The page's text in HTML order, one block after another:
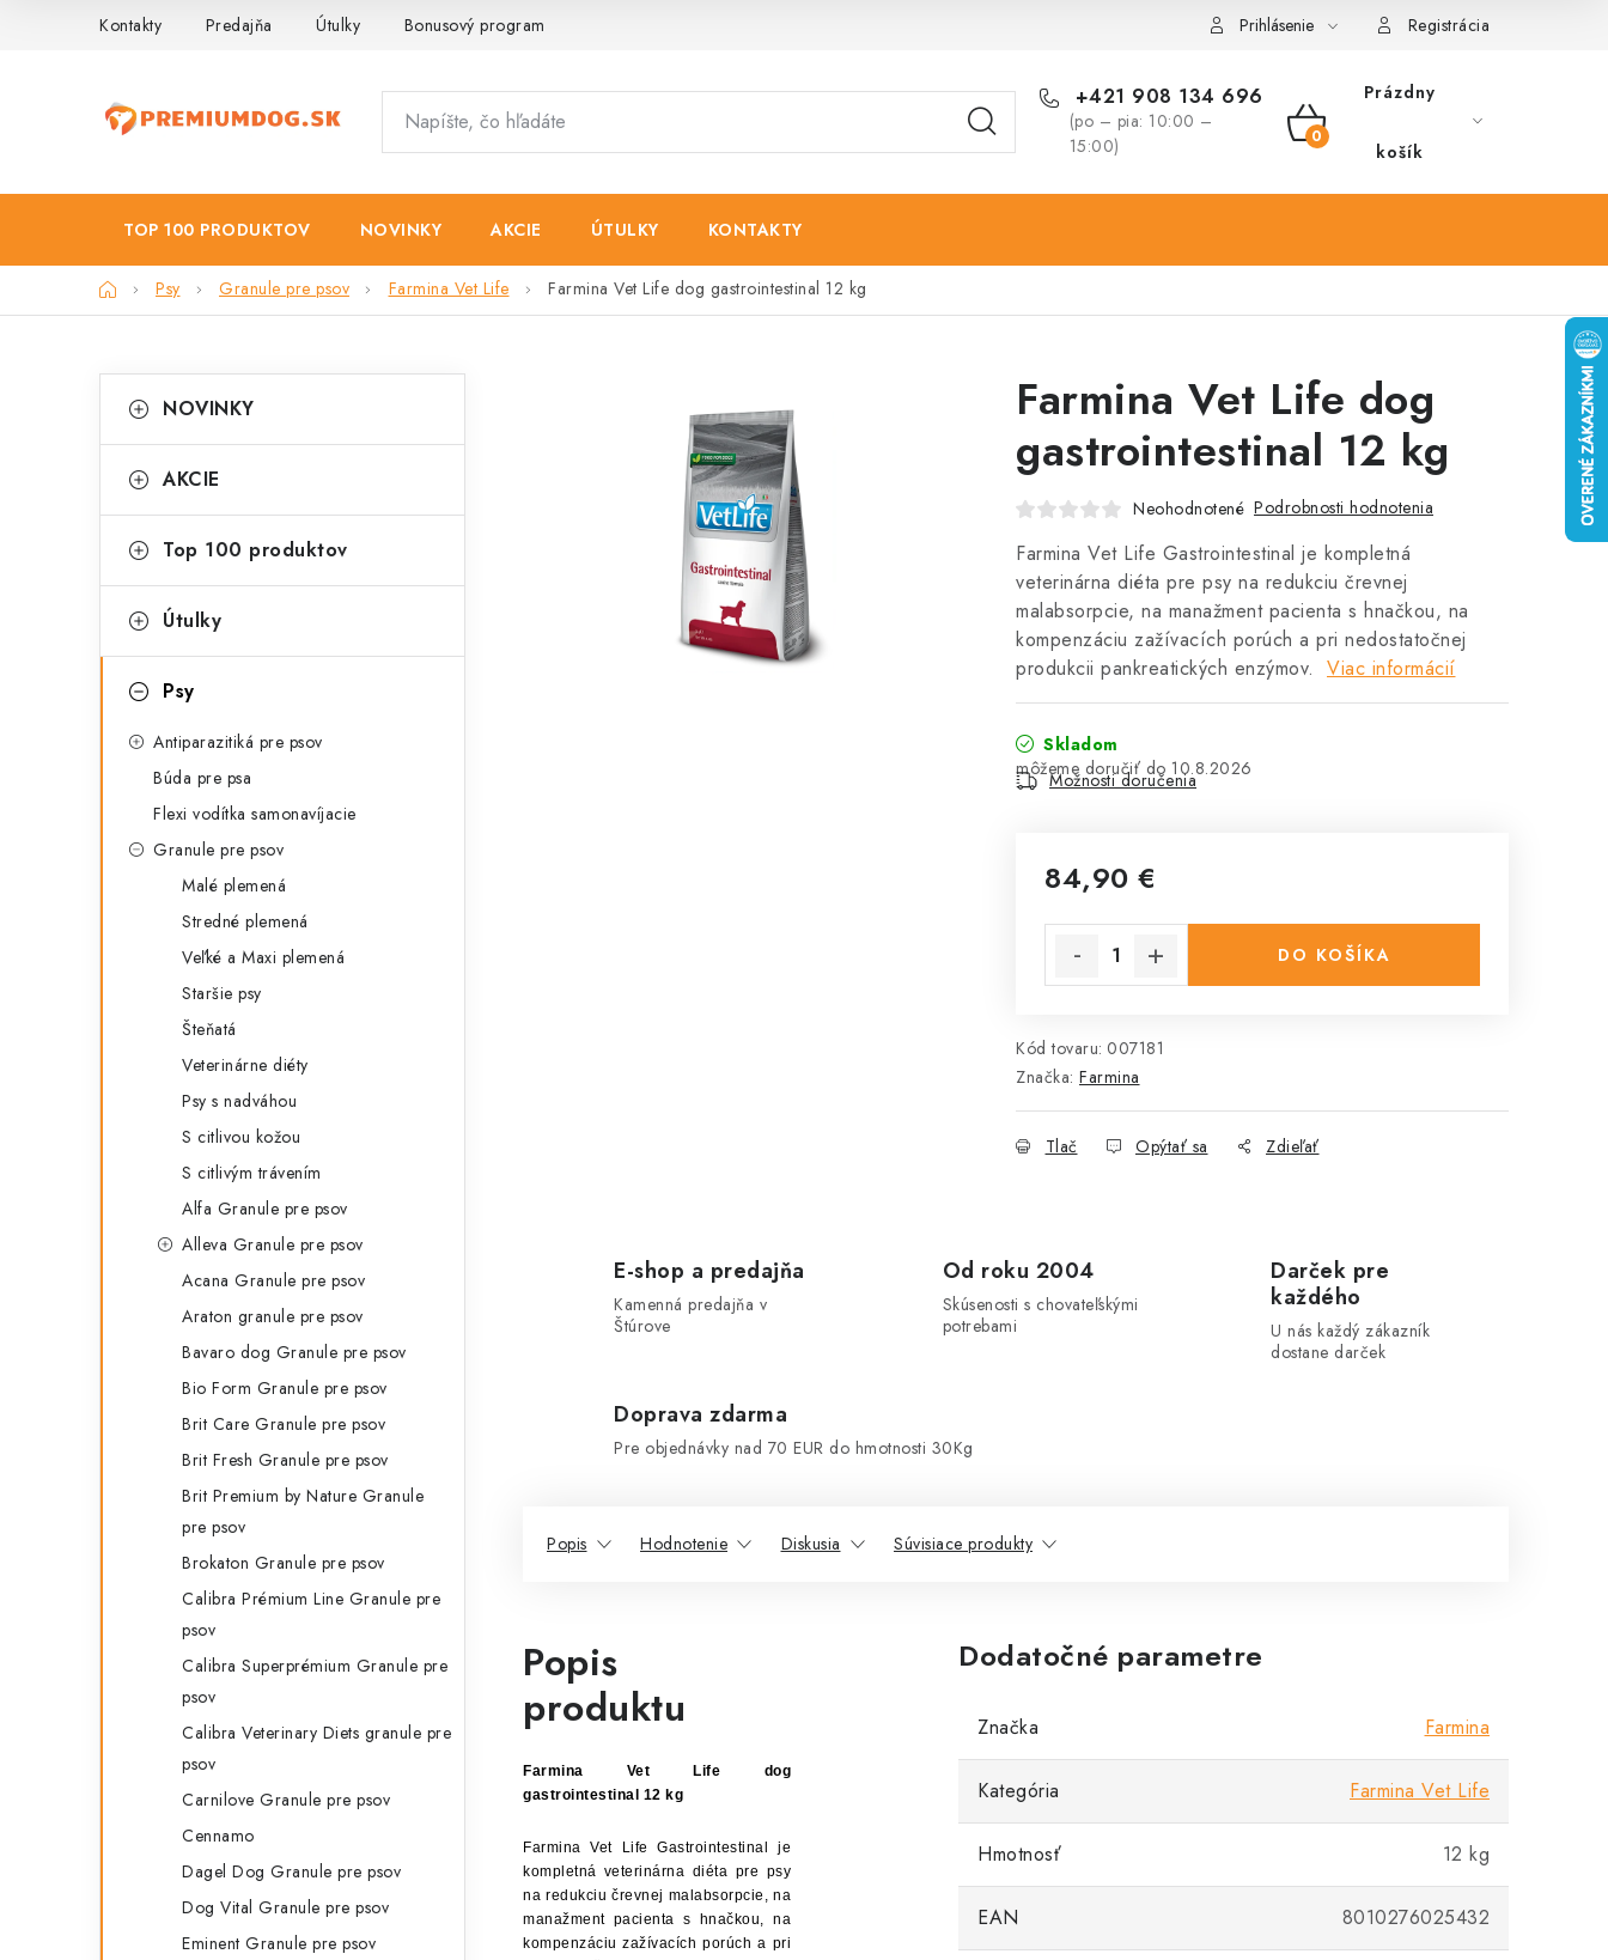
Kontakty Predajňa Útulky Bonusový program Prihlásenie Registrácia
+421 908 134 696
(po – pia: 10:00 –
15:00)
NÁKUPNÝ
Prázdny
košík
TOP 100 PRODUKTOV NOVINKY AKCIE ÚTULKY KONTAKTY
DomovPsy Granule pre psov Farmina Vet Life Farmina Vet Life dog gastrointestinal 12 kg
o
n
ý
a
kategórie
a
e
ó
i
NOVINKY
AKCIE
Top 100 produktov
Útulky
Psy
Antiparazitiká pre psov
Búda pre psa
Flexi vodítka samonavíjacie
Granule pre psov
Malé plemená
Stredné plemená
Veľké a Maxi plemená
Staršie psy
Šteňatá
Veterinárne diéty
Psy s nadváhou
S citlivou kožou
S citlivým trávením
Alfa Granule pre psov
Alleva Granule pre psov
Acana Granule pre psov
Araton granule pre psov
Bavaro dog Granule pre psov
Bio Form Granule pre psov
Brit Care Granule pre psov
Brit Fresh Granule pre psov
Brit Premium by Nature Granule
pre psov
Brokaton Granule pre psov
Calibra Prémium Line Granule pre
psov
Calibra Superprémium Granule pre
psov
Calibra Veterinary Diets granule pre
psov
Carnilove Granule pre psov
Cennamo
Dagel Dog Granule pre psov
Dog Vital Granule pre psov
Eminent Granule pre psov
Farmina Vet Life dog
gastrointestinal 12 kg
Neohodnotené Podrobnosti hodnotenia
Farmina Vet Life Gastrointestinal je kompletná
veterinárna diéta pre psy na redukciu črevnej
malabsorpcie, na manažment pacienta s hnačkou, na
kompenzáciu zažívacích porúch a pri nedostatočnej
produkcii pankreatických enzýmov. Viac informácií
Skladom
10.8.2026
Možnosti doručenia
84,90 €
DO KOŠÍKA
Kód tovaru: 007181
Značka: Farmina
Tlač Opýtať sa Zdieľať
E-shop a predajňa
Kamenná predajňa v
Štúrove
Od roku 2004
Skúsenosti s chovateľskými
potrebami
Darček pre
každého
U nás každý zákazník
dostane darček
Doprava zdarma
Pre objednávky nad 70 EUR do hmotnosti 30Kg
Popis Hodnotenie Diskusia Súvisiace produkty
Popis
produktu
Farmina Vet Life dog
gastrointestinal 12 kg
Farmina Vet Life Gastrointestinal je
kompletná veterinárna diéta pre psy
na redukciu črevnej malabsorpcie, na
manažment pacienta s hnačkou, na
kompenzáciu zažívacích porúch a pri
Dodatočné parametre
Značka Farmina
Kategória Farmina Vet Life
Hmotnosť 12 kg
EAN 8010276025432